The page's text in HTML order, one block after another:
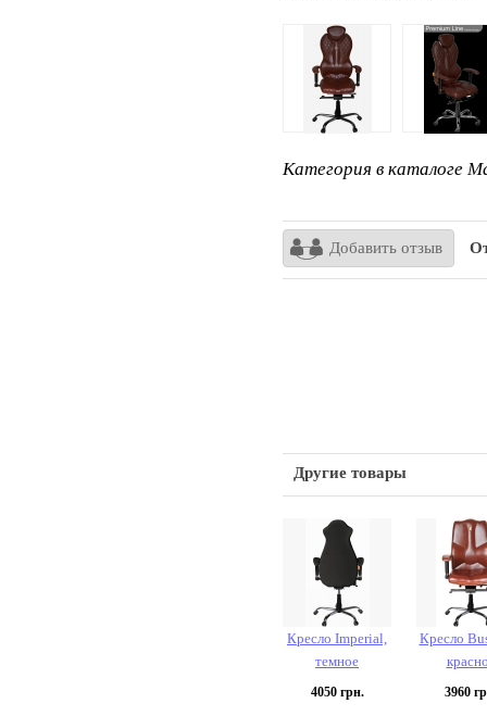
Категория в каталоге
Добавить отзыв
Другие товары
Кресло Imperial,
темное
4050грн.
Кресло
3960